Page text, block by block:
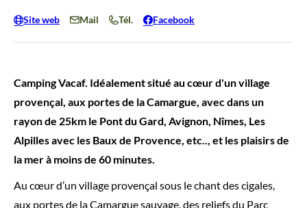
Camping Vacaf. Idéalement situé au cœur d'un village
provençal, aux portes de la Camargue, avec dans un
rayon de 25km le Pont du Gard, Avignon, Nîmes, Les
Alpilles avec les Baux de Provence, etc.., et les plaisirs de
la mer à moins de 60 minutes.
Au cœur d’un village provençal sous le chant des cigales,
aux portes de la Camargue sauvage, des reliefs du Parc
Site web Mail Tél. Facebook